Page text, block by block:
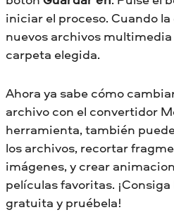
iniciar el proceso. Cuando
nuevos archivos
carpeta elegida.
Ahora ya sabe cómo
archivo con el convertidor
herramienta, también
los archivos, recortar
imágenes, y crear
películas favoritas.
gratuita y pruébela!